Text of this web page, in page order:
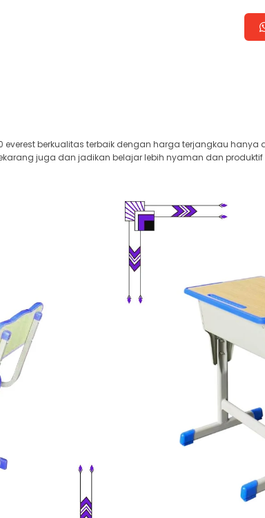
everest berkualitas terbaik dengan harga terjangkau
juga dan jadikan belajar lebih nyaman dan